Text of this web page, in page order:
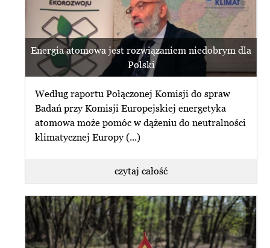
Energia atomowa jest rozwiązaniem niedobrym dla
Polski
Według raportu Połączonej Komisji do spraw
Badań przy Komisji Europejskiej energetyka
atomowa może pomóc w dążeniu do neutralności
klimatycznej Europy (...)
czytaj całość